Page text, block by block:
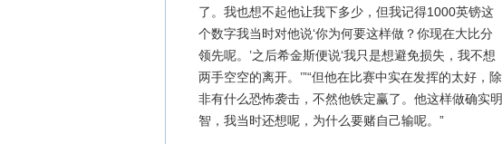
了。我也想不起他让我下多少，但我记得1000英镑这
个数字我当时对他说‘你为何要这样做？你现在大比分
领先呢。’之后希金斯便说‘我只是想避免损失，我不想
两手空空的离开。’”“但他在比赛中实在发挥的太好，除
非有什么恐怖袭击，不然他铁定赢了。他这样做确实明
智，我当时还想呢，为什么要赌自己输呢。”